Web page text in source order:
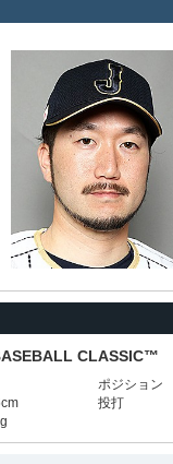
CLASSIC™
ポジション
投打